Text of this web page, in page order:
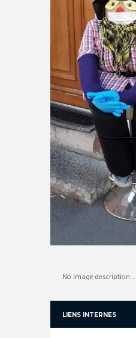
No image description ...
LIENS INTERNES